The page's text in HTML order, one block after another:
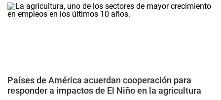
Países de América acuerdan cooperación para
responder a impactos de El Niño en la agricultura